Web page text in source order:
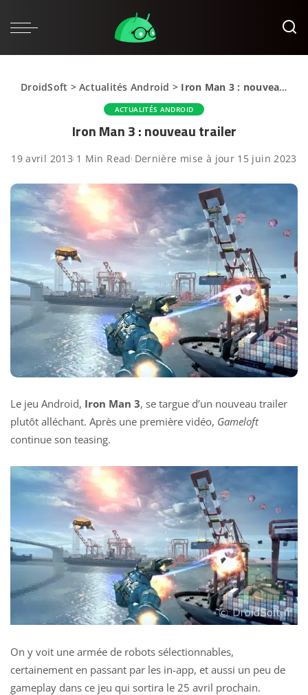
DroidSoft >Actualités Android > Iron Man 3 : nouveau trailer
ACTUALITÉS ANDROID
Iron Man 3 : nouveau trailer
19 avril 2013 1 Min Read Dernière mise à jour 15 juin 2023
Le jeu Android, Iron Man 3, se targue d’un nouveau trailer
plutôt alléchant. Après une première vidéo, Gameloft
continue son teasing.
On y voit une armée de robots sélectionnables,
certainement en passant par les in-app, et aussi un peu de
gameplay dans ce jeu qui sortira le 25 avril prochain.